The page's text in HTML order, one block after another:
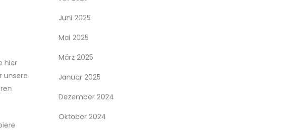
hier
unsere
Juni 2025
Mai 2025
März 2025
Januar 2025
Dezember 2024
Oktober 2024